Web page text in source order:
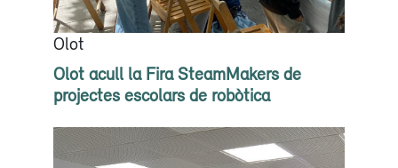
Olot
Olot acull la Fira SteamMakers de
projectes escolars de robòtica